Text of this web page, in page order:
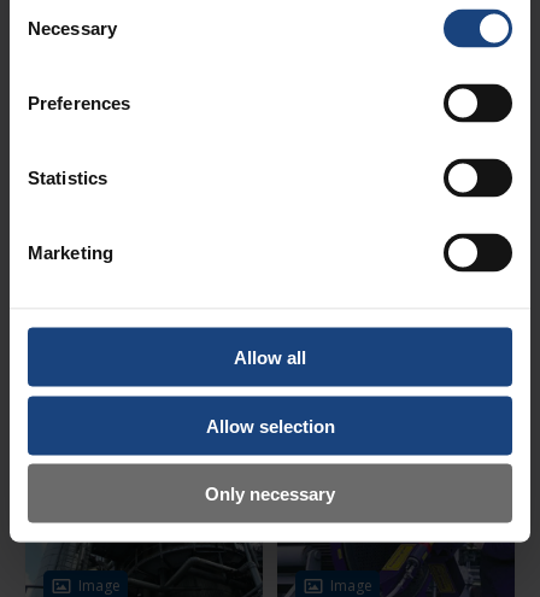
Selection
Necessary
Preferences
Statistics
Marketing
Allow all
Allow selection
Only necessary
revnet kompressorhus
Image
stilstand
schepen tijdens stillegging
raffinaderij
Image Image